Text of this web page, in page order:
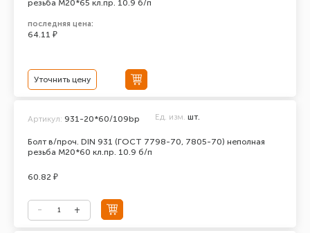
резьба М20*65 кл.пр. 10.9 б/п
последняя цена:
64.11 ₽
Уточнить цену
Болт в/проч. DIN 931 (ГОСТ 7798-70, 7805-70) неполная
резьба М20*60 кл.пр. 10.9 б/п
Артикул: 931-20*60/109bp Ед. изм. шт.
60.82 ₽